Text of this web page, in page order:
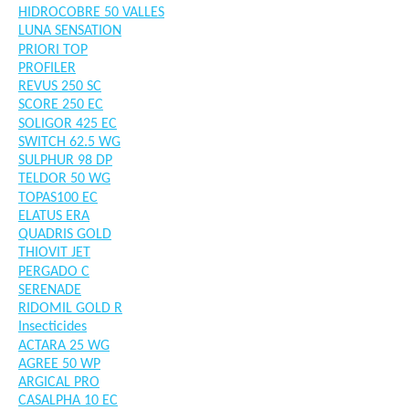
HIDROCOBRE 50 VALLES
LUNA SENSATION
PRIORI TOP
PROFILER
REVUS 250 SC
SCORE 250 EC
SOLIGOR 425 EC
SWITCH 62.5 WG
SULPHUR 98 DP
TELDOR 50 WG
TOPAS100 EC
ELATUS ERA
QUADRIS GOLD
THIOVIT JET
PERGADO C
SERENADE
RIDOMIL GOLD R
Insecticides
ACTARA 25 WG
AGREE 50 WP
ARGICAL PRO
CASALPHA 10 EC